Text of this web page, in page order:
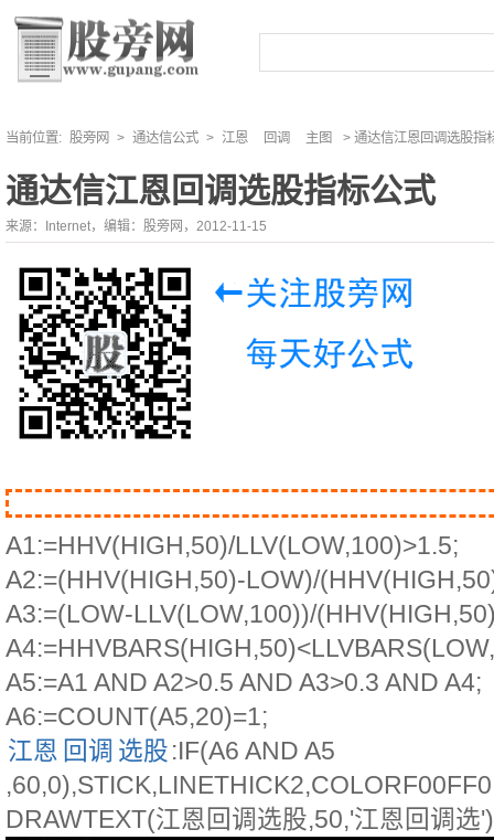
当前位置: 股旁网 > 通达信公式 > 江恩 回调 主图 > 通达信江恩回调选股指
通达信江恩回调选股指标公式
来源：Internet，编辑：股旁网，2012-11-15
A1:=HHV(HIGH,50)/LLV(LOW,100)>1.5;
A2:=(HHV(HIGH,50)-LOW)/
A3:=(LOW-LLV(LOW,100))/
A5:=A1 AND A2>0.5 AND A3>0.3 AND A4;
A6:=COUNT(A5,20)=1;
江恩 回调 选股:IF(A6 AND A5
DRAWTEXT(江恩回调选股,50,'江恩回调选